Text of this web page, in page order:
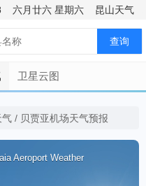
六月廿六 星期六 昆山天气
查询
卫星云图
气 / 贝贾亚机场天气预报
Aeroport Weather